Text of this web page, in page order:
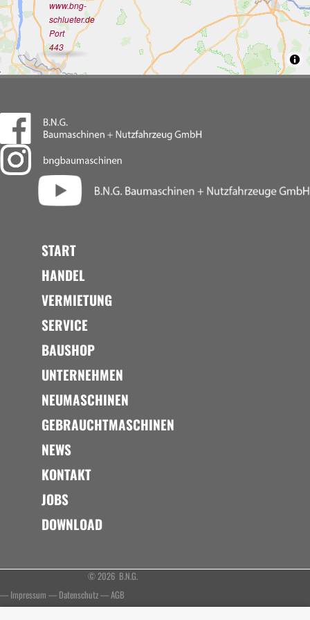
www.bng-
schlueter.de
Port
443
START
HANDEL
VERMIETUNG
SERVICE
BAUSHOP
UNTERNEHMEN
NEUMASCHINEN
GEBRAUCHTMASCHINEN
NEWS
KONTAKT
JOBS
DOWNLOAD
© 2026 B.N.G.
— Impressum — Datenschutz—AGB